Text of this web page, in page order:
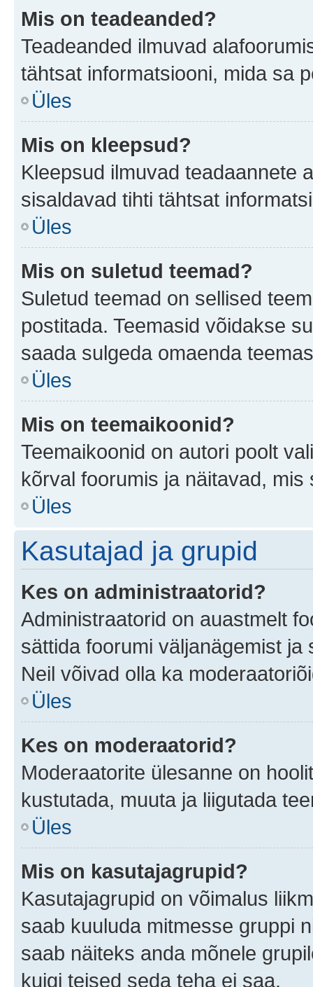
Mis on teadeanded?
Teadeanded ilmuvad
tähtsat informatsiooni, mida sa
Üles
Mis on kleepsud?
Kleepsud ilmuvad teadaannete
sisaldavad tihti tähtsat
Üles
Mis on suletud teemad?
Suletud teemad on sellised
postitada. Teemasid võidakse
saada sulgeda omaenda
Üles
Mis on teemaikoonid?
Teemaikoonid on autori poolt
kõrval foorumis ja näitavad, mis
Üles
Kasutajad ja grupid
Kes on administraatorid?
Administraatorid on auastmelt
sättida foorumi väljanägemist
Neil võivad olla ka
Üles
Kes on moderaatorid?
Moderaatorite ülesanne on
kustutada, muuta ja liigutada
Üles
Mis on kasutajagrupid?
Kasutajagrupid on võimalus
saab kuuluda mitmesse gruppi
saab näiteks anda mõnele
kuigi teised seda teha ei saa.